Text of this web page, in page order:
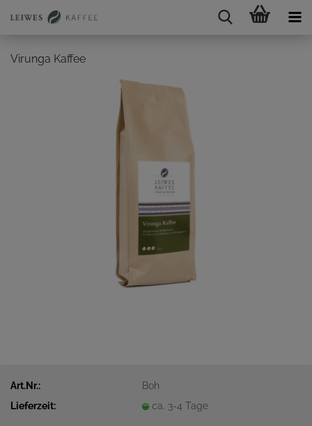
Virunga Kaffee
Art.Nr.:
Boh
Lieferzeit:
ca. 3-4 Tage